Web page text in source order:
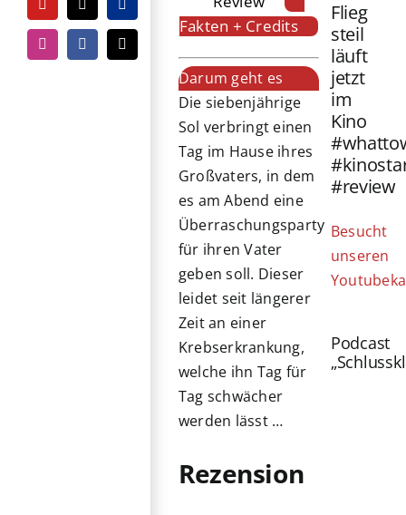
YouTubeTiktokPayPal
InstagramFacebook
E-
Mail
Fakten + Credits
Darum geht es
Die siebenjährige
Sol verbringt einen
Tag im Hause ihres
Großvaters, in dem
es am Abend eine
Überraschungsparty
für ihren Vater
geben soll. Dieser
leidet seit längerer
Zeit an einer
Krebserkrankung,
welche ihn Tag für
Tag schwächer
werden lässt …
Rezension
Flieg
steil
läuft
jetzt
im
Kino
#review
Besucht
unseren
Podcast